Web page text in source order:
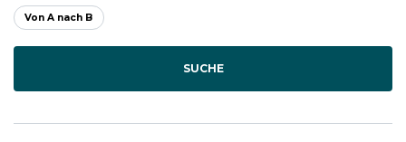
Von A nach B
SUCHE